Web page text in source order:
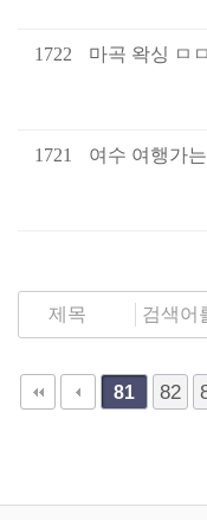
1722 마곡 왁싱 ㅁ
1721 여수 여행가
81 82